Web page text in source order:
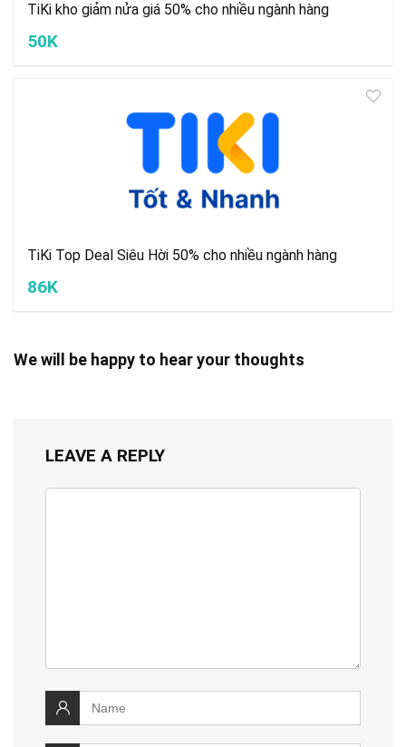
TiKi kho giảm nửa giá 50% cho nhiều ngành hàng
50K
TiKi Top Deal Siêu Hời 50% cho nhiều ngành hàng
86K
We will be happy to hear your thoughts
LEAVE A REPLY